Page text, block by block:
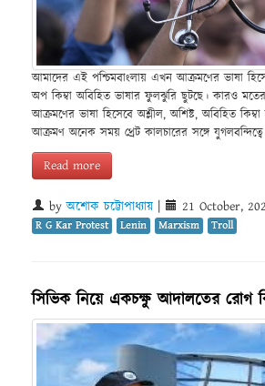
আমাদের এই পশ্চিমবাংলায় এখন আক্রমণের ভাষা
অপ কিম্বা অবিহিত ভাষার ফুলঝুরি ছুটছে। কারও
আক্রমণের ভাষা হিসেবে অশ্লীল, অশিষ্ট, অবিহিত
আক্রমণ অনেক সময় থ্রেট কালচারের সঙ্গে
Read more
byঅশোক চট্টোপাধ্যায় 21 October,
R G Kar Protest Lenin Marxism Troll
সিভিক নিয়ে একচক্ষু আদালতের রোগ